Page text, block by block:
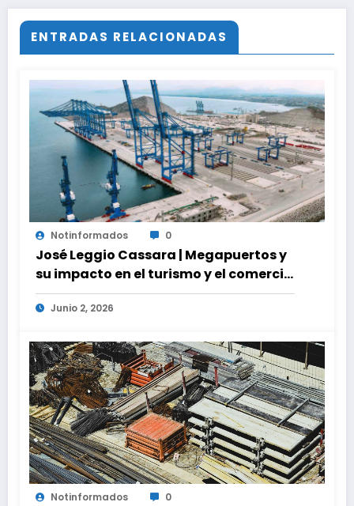
ENTRADAS RELACIONADAS
Notinformados 0
José Leggio Cassara | Megapuertos y
su impacto en el turismo y el comercio
global
Junio 2, 2026
Notinformados 0